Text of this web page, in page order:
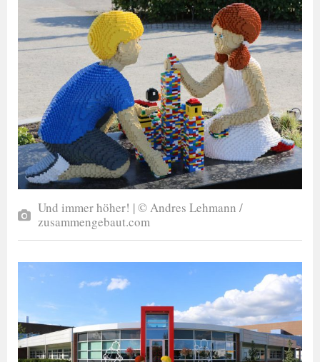
Und immer höher! | © Andres Lehmann /
zusammengebaut.com